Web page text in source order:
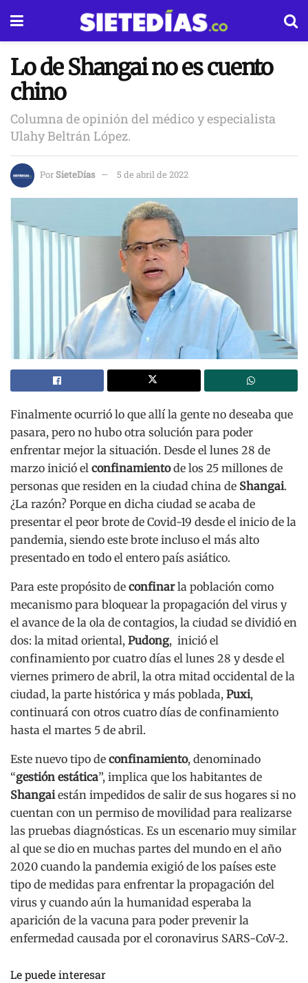
Lo de Shangai no es cuento
chino
Columna de opinión del médico y especialista
Ulahy Beltrán López.
PorSieteDías 5 de abril de 2022
Finalmente ocurrió lo que allí la gente no deseaba que
pasara, pero no hubo otra solución para poder
enfrentar mejor la situación. Desde el lunes 28 de
marzo inició el confinamientode los 25 millones de
personas que residen en la ciudad china de Shangai.
¿La razón? Porque en dicha ciudad se acaba de
presentar el peor brote de Covid-19 desde el inicio de la
pandemia, siendo este brote incluso el más alto
presentado en todo el entero país asiático.
Para este propósito de confinarla población como
mecanismo para bloquear la propagación del virus y
el avance de la ola de contagios, la ciudad se dividió en
dos: la mitad oriental, Pudong, inició el
confinamiento por cuatro días el lunes 28 y desde el
viernes primero de abril, la otra mitad occidental de la
ciudad, la parte histórica y más poblada, Puxi,
continuará con otros cuatro días de confinamiento
hasta el martes 5 de abril.
Este nuevo tipo de confinamiento, denominado
“gestión estática”, implica que los habitantes de
Shangaiestán impedidos de salir de sus hogares si no
cuentan con un permiso de movilidad para realizarse
las pruebas diagnósticas. Es un escenario muy similar
al que se dio en muchas partes del mundo en el año
2020 cuando la pandemia exigió de los países este
tipo de medidas para enfrentar la propagación del
virus y cuando aún la humanidad esperaba la
aparición de la vacuna para poder prevenir la
enfermedad causada por el coronavirus SARS-CoV-2.
Le puede interesar